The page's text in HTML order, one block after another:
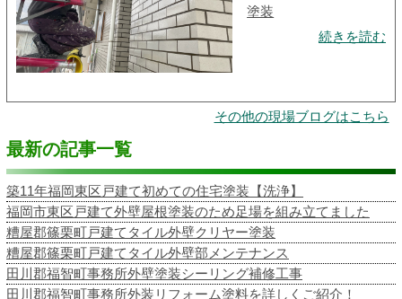
塗装
続きを読む
その他の現場ブログはこちら
最新の記事一覧
築11年福岡東区戸建て初めての住宅塗装【洗浄】
福岡市東区戸建て外壁屋根塗装のため足場を組み立てました
糟屋郡篠栗町戸建てタイル外壁クリヤー塗装
糟屋郡篠栗町戸建てタイル外壁部メンテナンス
田川郡福智町事務所外壁塗装シーリング補修工事
田川郡福智町事務所外装リフォーム塗料を詳しくご紹介！